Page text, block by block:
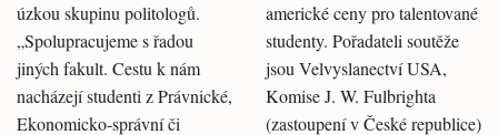
úzkou skupinu politologů.
„Spolupracujeme s řadou
jiných fakult. Cestu k nám
nacházejí studenti z Právnické,
Ekonomicko-správní či
americké ceny pro talentované
studenty. Pořadateli soutěže
jsou Velvyslanectví USA,
Komise J. W. Fulbrighta
(zastoupení v České republice)